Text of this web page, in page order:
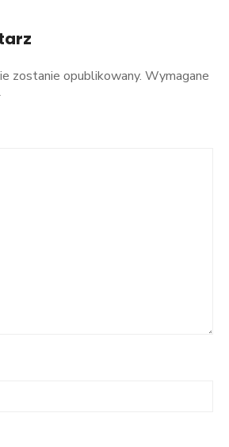
zostanie opublikowany. Wymagane